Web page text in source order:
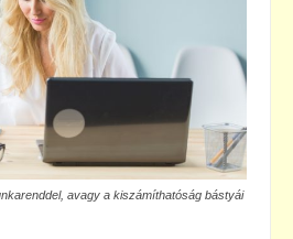
avagy a kiszámíthatóság bástyái